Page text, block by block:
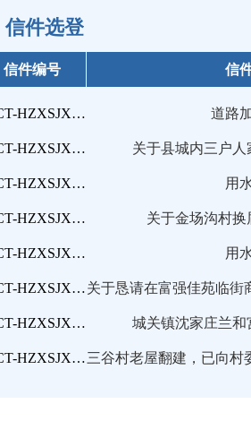
信件选登
信件编号 信
JACT-HZXSJXX2026051900001 道路
JACT-HZXSJXX2026042300001 关于县城内三户
JACT-HZXSJXX2026011900001 用
JACT-HZXSJXX2025113000001 关于金场沟村
JACT-HZXSJXX2025112600002 用
JACT-HZXSJXX2025103100001
JACT-HZXSJXX2025091000001 城关镇沈家庄兰
JACT-HZXSJXX2025090500001